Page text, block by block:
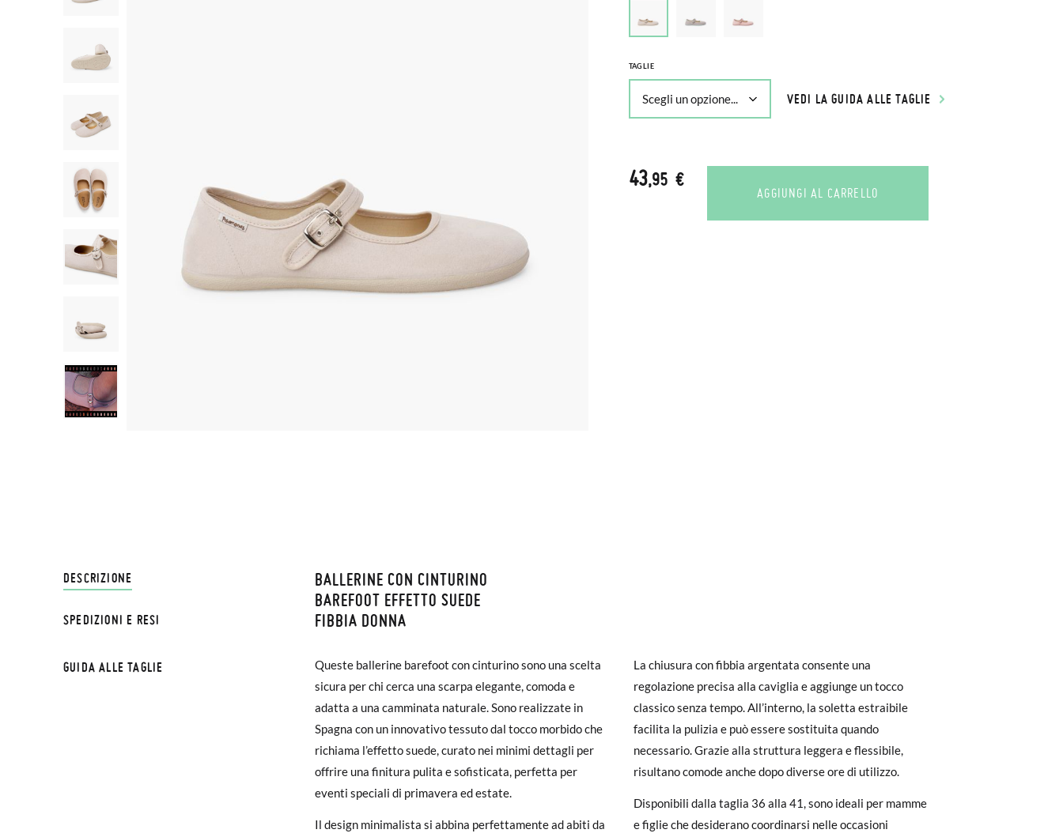
TAGLIE
VEDI LA GUIDA ALLE TAGLIE
43,95 €
AGGIUNGI AL CARRELLO
DESCRIZIONE
BALLERINE CON CINTURINO
BAREFOOT EFFETTO SUEDE
FIBBIA DONNA
Queste ballerine barefoot con cinturino sono una scelta
sicura per chi cerca una scarpa elegante, comoda e
adatta a una camminata naturale. Sono realizzate in
Spagna con un innovativo tessuto dal tocco morbido che
richiama l’effetto suede, curato nei minimi dettagli per
offrire una finitura pulita e sofisticata, perfetta per
eventi speciali di primavera ed estate.
Il design minimalista si abbina perfettamente ad abiti da
La chiusura con fibbia argentata consente una
regolazione precisa alla caviglia e aggiunge un tocco
classico senza tempo. All’interno, la soletta estraibile
facilita la pulizia e può essere sostituita quando
necessario. Grazie alla struttura leggera e flessibile,
risultano comode anche dopo diverse ore di utilizzo.
Disponibili dalla taglia 36 alla 41, sono ideali per mamme
e figlie che desiderano coordinarsi nelle occasioni
SPEDIZIONI E RESI
SPEDIZIONI E RESI
Su Pisamonas la spedizione è gratuita a partire da 30 €. Per gli ordini inferiori a 30 €, la spedizione standard costa 3,95
effettuato prima delle 15:00, altrimenti verrà spedito il giorno successivo.
Se le scarpe arrivano e non sono esattamente quello che cercavi, puoi richiedere facilmente un reso gratuito.
Se hai un account, ti basta accedere per avviare la procedura. Se hai effettuato il pagamento come ospite, visita la
nostra pagina deiResie inserisci il numero d'ordine e l'indirizzo e-mail utilizzato per l'acquisto. Un'etichetta di reso
verrà quindi inviata automaticamente alla tua casella di posta.
GUIDA ALLE TAGLIE